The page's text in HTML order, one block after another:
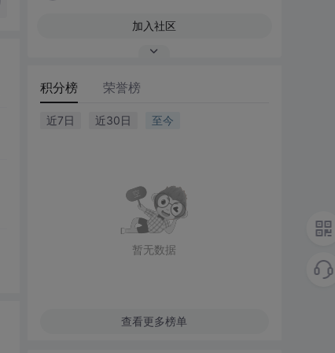
加入社区
积分榜 荣誉榜
近7日 近30日 至今
暂无数据
查看更多榜单